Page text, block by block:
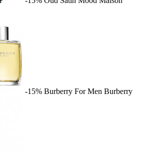
-15% Burberry For Men Burberry